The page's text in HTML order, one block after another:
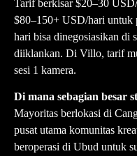
Tarif berkisar $20–30
$80–150+ USD/hari untuk
hari bisa dinegosiasikan di
diiklankan. Di Villo, tarif
sesi 1 kamera.
Di mana sebagian besar
Mayoritas berlokasi di
pusat utama komunitas
beroperasi di Ubud untuk